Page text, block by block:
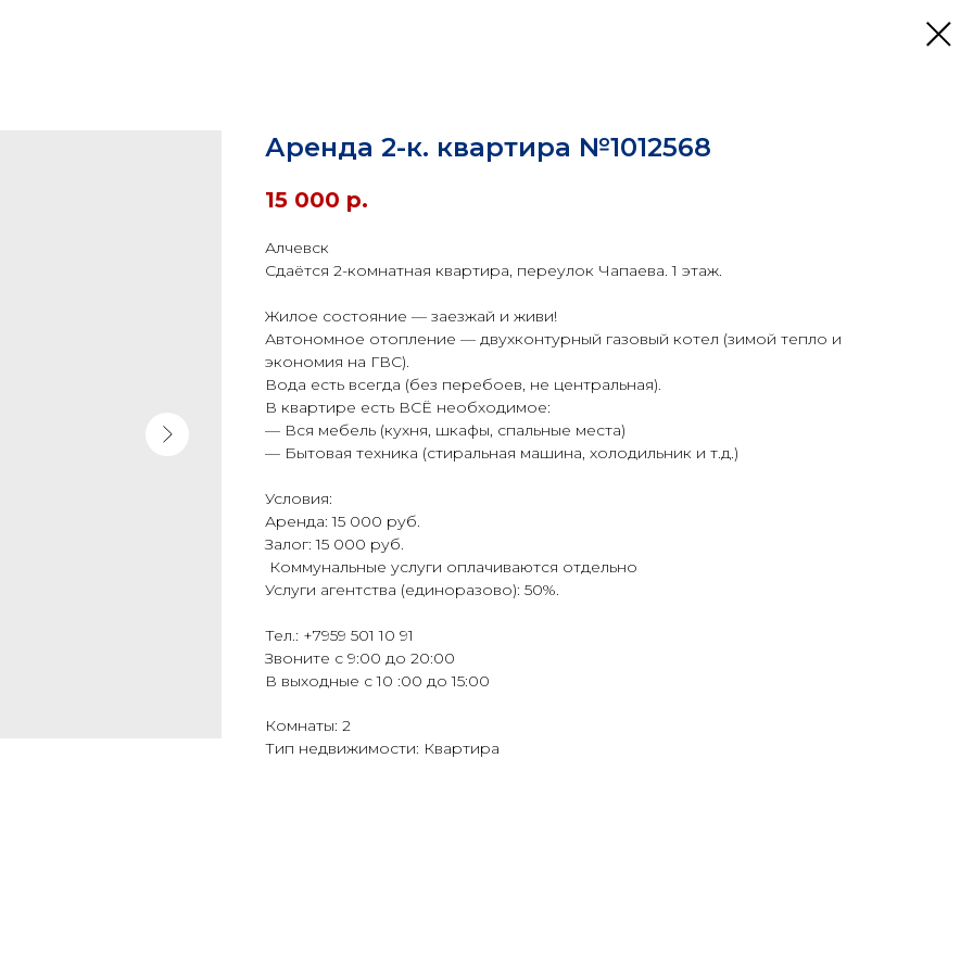
Аренда 2-к. квартира №1012568
15 000 р.
Алчевск
Сдаётся 2-комнатная квартира, переулок Чапаева. 1 этаж.
Жилое состояние — заезжай и живи!
Автономное отопление — двухконтурный газовый котел (зимой тепло и
экономия на ГВС).
Вода есть всегда (без перебоев, не центральная).
В квартире есть ВСЁ необходимое:
— Вся мебель (кухня, шкафы, спальные места)
— Бытовая техника (стиральная машина, холодильник и т.д.)
Условия:
Аренда: 15 000 руб.
Залог: 15 000 руб.
️ Коммунальные услуги оплачиваются отдельно
Услуги агентства (единоразово): 50%.
Тел.: +7959 501 10 91
Звоните с 9:00 до 20:00
В выходные с 10 :00 до 15:00
Комнаты: 2
Тип недвижимости: Квартира